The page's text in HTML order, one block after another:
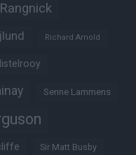
Richard Arnold
Senne Lammens
Sir Matt Busby